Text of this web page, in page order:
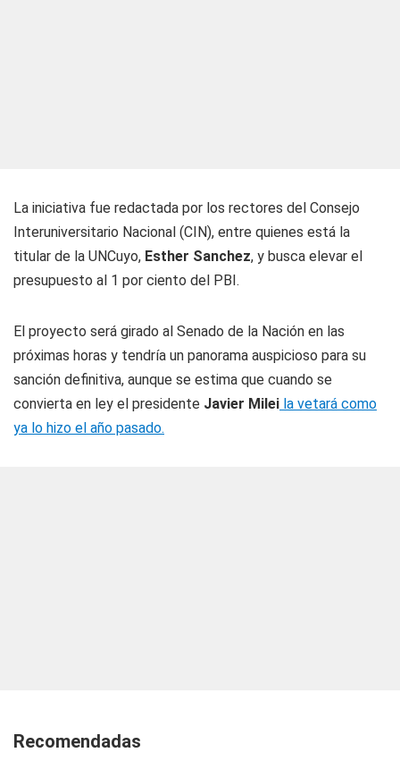
La iniciativa fue redactada por los rectores del Consejo
Interuniversitario Nacional (CIN), entre quienes está la
titular de la UNCuyo, Esther Sanchez, y busca elevar el
presupuesto al 1 por ciento del PBI.
El proyecto será girado al Senado de la Nación en las
próximas horas y tendría un panorama auspicioso para su
sanción definitiva, aunque se estima que cuando se
convierta en ley el presidente Javier Milei la vetará como
ya lo hizo el año pasado.
Recomendadas